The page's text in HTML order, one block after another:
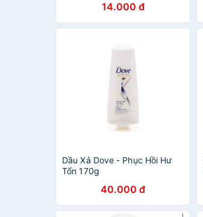
14.000 đ
Dầu Xả Dove - Phục Hồi Hư
Tổn 170g
40.000 đ